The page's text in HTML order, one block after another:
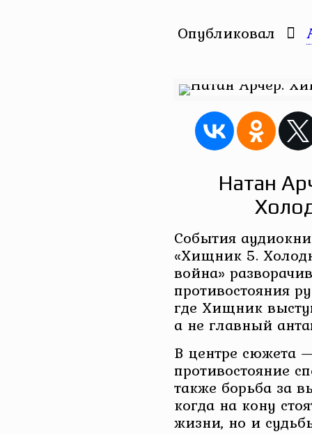
Опубликовал
Натан
События
«Хищник 5.
война»
противостояния
где Хищник
а не главный
В центре сюжета
противостояние
также борьба за
когда на кону
жизни, но и